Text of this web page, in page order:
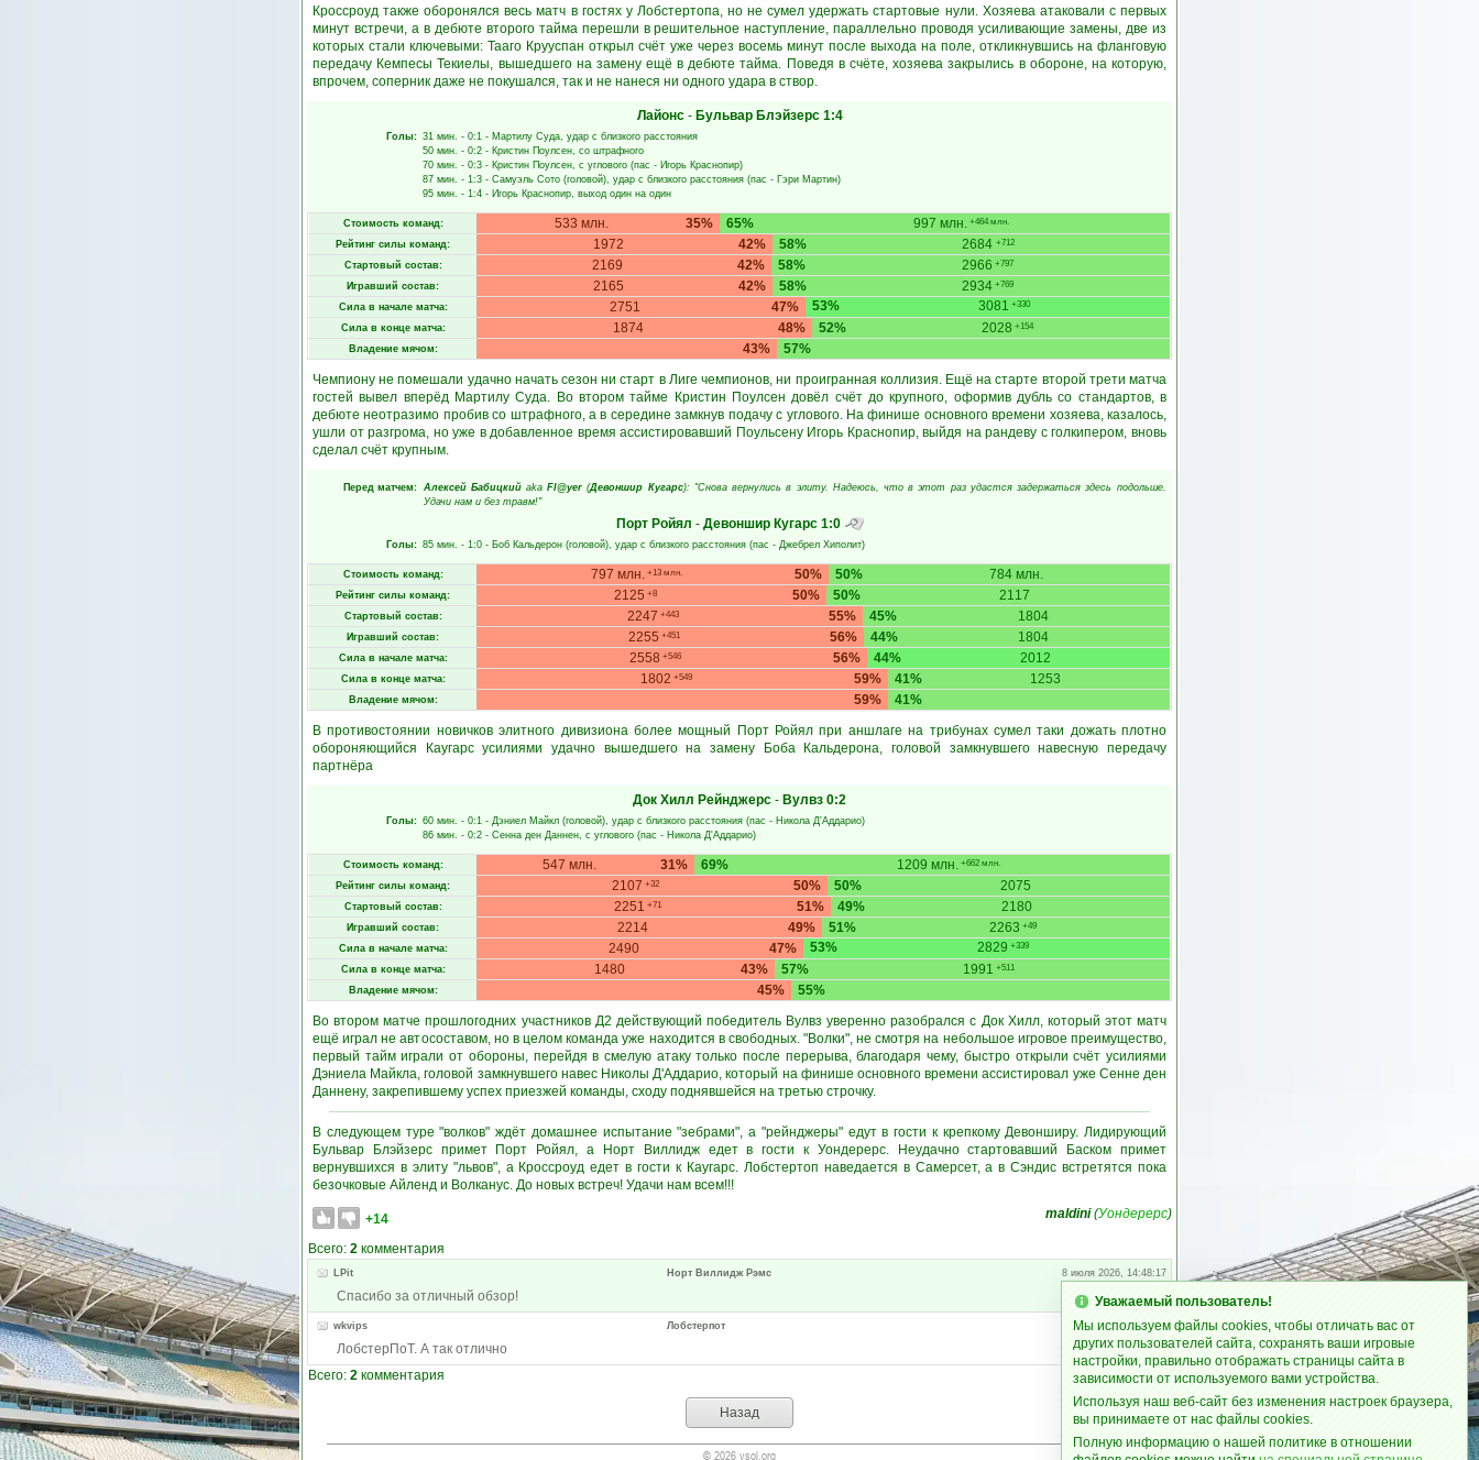
Кроссроуд также оборонялся весь матч в гостях у Лобстертопа, но не сумел удержать стартовые нули. Хозяева атаковали с первых
минут встречи, а в дебюте второго тайма перешли в решительное наступление, параллельно проводя усиливающие замены, две из
которых стали ключевыми: Тааго Крууспан открыл счёт уже через восемь минут после выхода на поле, откликнувшись на фланговую
передачу Кемпесы Текиелы, вышедшего на замену ещё в дебюте тайма. Поведя в счёте, хозяева закрылись в обороне, на которую,
впрочем, соперник даже не покушался, так и не нанеся ни одного удара в створ.
Лайонс- Бульвар Блэйзерс 1:4
Голы: 31 мин. - 0:1 - Мартилу Суда, удар с близкого расстояния
50 мин. - 0:2 - Кристин Поулсен, со штрафного
70 мин. - 0:3 - Кристин Поулсен, с углового (пас - Игорь Краснопир)
87 мин. - 1:3 - Самуэль Сото (головой), удар с близкого расстояния (пас - Гэри Мартин)
95 мин. - 1:4 - Игорь Краснопир, выход один на один
Стоимость команд: 35%
533 млн. 65% 997 млн. +464 млн.
Рейтинг силы команд: 42%
1972 58% 2684 +712
Стартовый состав: 42%
2169 58% 2966 +797
Игравший состав: 42%
2165 58% 2934 +769
Сила в начале матча: 47%
2751 53% 3081 +330
Сила в конце матча: 48%
1874 52% 2028 +154
Владение мячом: 43%
57%
Чемпиону не помешали удачно начать сезон ни старт в Лиге чемпионов, ни проигранная коллизия. Ещё на старте второй трети матча
гостей вывел вперёд Мартилу Суда. Во втором тайме Кристин Поулсен довёл счёт до крупного, оформив дубль со стандартов, в
дебюте неотразимо пробив со штрафного, а в середине замкнув подачу с углового. На финише основного времени хозяева, казалось,
ушли от разгрома, но уже в добавленное время ассистировавший Поульсену Игорь Краснопир, выйдя на рандеву с голкипером, вновь
сделал счёт крупным.
Перед матчем: Алексей Бабицкий aka Fl@yer (Девоншир Кугарс): "Снова вернулись в элиту. Надеюсь, что в этот раз удастся задержаться здесь подольше.
Удачи нам и без травм!"
Порт Ройял - Девоншир Кугарс 1:0
Голы: 85 мин. - 1:0 - Боб Кальдерон (головой), удар с близкого расстояния (пас - Джебрел Хиполит)
Стоимость команд: 50%
797 млн. +13 млн. 50% 784 млн.
Рейтинг силы команд: 50%
2125 +8 50% 2117
Стартовый состав: 55%
2247 +443 45% 1804
Игравший состав: 56%
2255 +451 44% 1804
Сила в начале матча: 56%
2558 +546 44% 2012
Сила в конце матча: 59%
1802 +549 41% 1253
Владение мячом: 59%
41%
В противостоянии новичков элитного дивизиона более мощный Порт Ройял при аншлаге на трибунах сумел таки дожать плотно
обороняющийся Каугарс усилиями удачно вышедшего на замену Боба Кальдерона, головой замкнувшего навесную передачу
партнёра
Док Хилл Рейнджерс - Вулвз 0:2
Голы: 60 мин. - 0:1 - Дэниел Майкл (головой), удар с близкого расстояния (пас - Никола Д'Аддарио)
86 мин. - 0:2 - Сенна ден Даннен, с углового (пас - Никола Д'Аддарио)
Стоимость команд: 31%
547 млн. 69% 1209 млн. +662 млн.
Рейтинг силы команд: 50%
2107 +32 50% 2075
Стартовый состав: 51%
2251 +71 49% 2180
Игравший состав: 49%
2214 51% 2263 +49
Сила в начале матча: 47%
2490 53% 2829 +339
Сила в конце матча: 43%
1480 57% 1991 +511
Владение мячом: 45%
55%
Во втором матче прошлогодних участников Д2 действующий победитель Вулвз уверенно разобрался с Док Хилл, который этот матч
ещё играл не автосоставом, но в целом команда уже находится в свободных. "Волки", не смотря на небольшое игровое преимущество,
первый тайм играли от обороны, перейдя в смелую атаку только после перерыва, благодаря чему, быстро открыли счёт усилиями
Дэниела Майкла, головой замкнувшего навес Николы Д'Аддарио, который на финише основного времени ассистировал уже Сенне ден
Даннену, закрепившему успех приезжей команды, сходу поднявшейся на третью строчку.
В следующем туре "волков" ждёт домашнее испытание "зебрами", а "рейнджеры" едут в гости к крепкому Девонширу. Лидирующий
Бульвар Блэйзерс примет Порт Ройял, а Норт Виллидж едет в гости к Уондерерс. Неудачно стартовавший Баском примет
вернувшихся в элиту "львов", а Кроссроуд едет в гости к Каугарс. Лобстертоп наведается в Самерсет, а в Сэндис встретятся пока
безочковые Айленд и Волканус. До новых встреч! Удачи нам всем!!!
+14 maldini(Уондерерс)
Всего: 2 комментария
LPit Норт Виллидж Рэмс 8 июля 2026, 14:48:17
Спасибо за отличный обзор!
wkvips Лобстерпот 8 июля 2026, 22:12:51
ЛобстерПоТ. А так отлично
Всего: 2 комментария
Назад
© 2026 vsol.org
Уважаемый пользователь!
Мы используем файлы cookies, чтобы отличать вас от
других пользователей сайта, сохранять ваши игровые
настройки, правильно отображать страницы сайта в
зависимости от используемого вами устройства.
Используя наш веб-сайт без изменения настроек браузера,
вы принимаете от нас файлы cookies.
Полную информацию о нашей политике в отношении